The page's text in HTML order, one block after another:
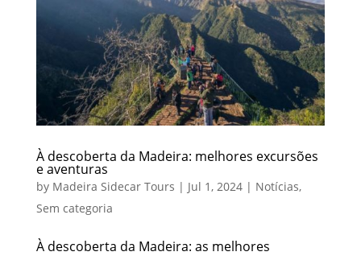
À descoberta da Madeira: melhores excursões
e aventuras
by Madeira Sidecar Tours | Jul 1, 2024| Notícias,
Sem categoria
À descoberta da Madeira: as melhores